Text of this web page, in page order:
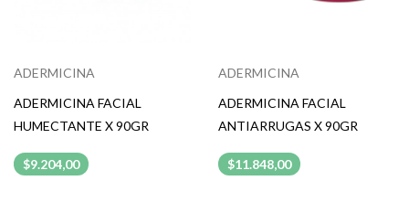
ADERMICINA
ADERMICINA FACIAL
HUMECTANTE X 90GR
$9.204,00
ADERMICINA
ADERMICINA FACIAL
ANTIARRUGAS X 90GR
$11.848,00